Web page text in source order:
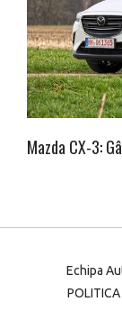
Mazda CX-3:
Echipa